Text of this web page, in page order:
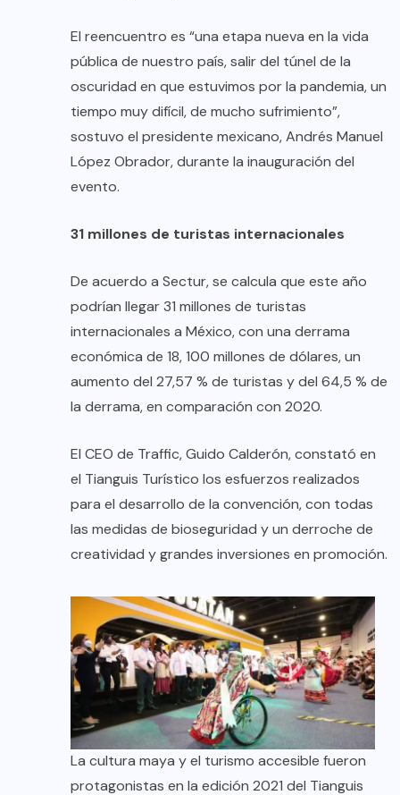
El reencuentro es “una etapa nueva en la vida
pública de nuestro país, salir del túnel de la
oscuridad en que estuvimos por la pandemia, un
tiempo muy difícil, de mucho sufrimiento”,
sostuvo el presidente mexicano, Andrés Manuel
López Obrador, durante la inauguración del
evento.
31 millones de turistas internacionales
De acuerdo a Sectur, se calcula que este año
podrían llegar 31 millones de turistas
internacionales a México, con una derrama
económica de 18, 100 millones de dólares, un
aumento del 27,57 % de turistas y del 64,5 % de
la derrama, en comparación con 2020.
El CEO de Traffic, Guido Calderón, constató en
el Tianguis Turístico los esfuerzos realizados
para el desarrollo de la convención, con todas
las medidas de bioseguridad y un derroche de
creatividad y grandes inversiones en promoción.
La cultura maya y el turismo accesible fueron
protagonistas en la edición 2021 del Tianguis